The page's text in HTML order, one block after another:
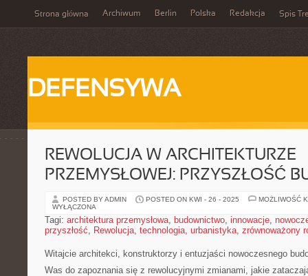
Strona główna Archiwum Berlin Polska Redakcja Spis
DEFENSYWA
REWOLUCJA W ARCHITEKTURZE
PRZEMYSŁOWEJ: PRZYSZŁOŚĆ
POSTED BY ADMIN POSTED ON KWI - 26 - 2025
MOŻLIWOŚĆ
WYŁĄCZONA
Tagi: architektura przemysłowa, budownictwo, innowacje,
przyszłość, Rewolucja, technologia, urbanistyka, zrównoważony
Witajcie architekci, konstruktorzy​ i entuzjaści nowoczesnego
Was do zapoznania się z rewolucyjnymi zmianami, jakie